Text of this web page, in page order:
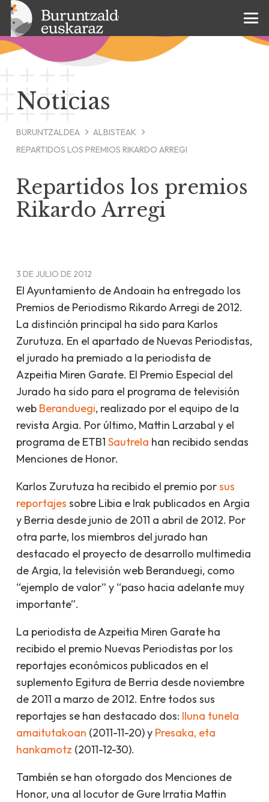
Noticias
BURUNTZALDEA
ALBISTEAK
REPARTIDOS LOS PREMIOS RIKARDO ARREGI
Repartidos los premios
Rikardo Arregi
3 DE JULIO DE 2012
El Ayuntamiento de Andoain ha entregado los
Premios de Periodismo Rikardo Arregi de 2012.
La distinción principal ha sido para Karlos
Zurutuza. En el apartado de Nuevas Periodistas,
el jurado ha premiado a la periodista de
Azpeitia Miren Garate. El Premio Especial del
Jurado ha sido para el programa de televisión
web Beranduegi, realizado por el equipo de la
revista Argia. Por último, Mattin Larzabal y el
programa de ETB1 Sautrela han recibido sendas
Menciones de Honor.
Karlos Zurutuza ha recibido el premio porsus
reportajes sobre Libia e Irak publicados en Argia
y Berria desde junio de 2011 a abril de 2012. Por
otra parte, los miembros del jurado han
destacado el proyecto de desarrollo multimedia
deArgia, la televisión web Beranduegi, como
“ejemplo de valor” y “paso hacia adelante muy
importante”.
La periodista de Azpeitia Miren Garate ha
recibido el premio Nuevas Periodistas por los
reportajes económicos publicados en el
suplemento Egitura de Berria desde noviembre
de 2011 a marzo de 2012. Entre todos sus
reportajes se han destacado dos: Iluna tunela
amaitutakoan (2011-11-20) y Presaka, eta
hankamotz (2011-12-30).
También se han otorgado dos Menciones de
Honor, una al locutor de Gure Irratia Mattin